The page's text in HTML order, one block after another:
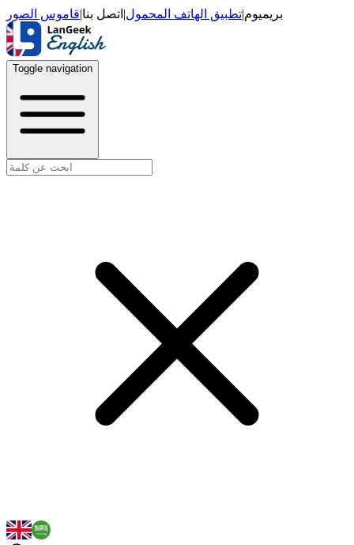
بريميوم|تطبيق الهاتف المحمول| اتصل بنا|قاموس الصور
Toggle navigation